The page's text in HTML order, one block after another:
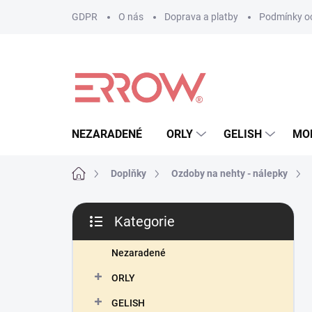
GDPR O nás Doprava a platby Podmínky
NEZARADENÉ ORLY GELISH
Domů Doplňky Ozdoby na nehty - nálepky
P
s
kategorie
Kategorie
Nezaradené
ORLY
GELISH